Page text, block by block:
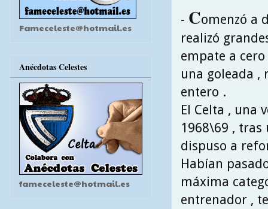
- Comenzó a
realizó
empate a
una goleada ,
entero .
El Celta , una
1968\69 , tras
dispuso a
Habían
máxima
entrenador ,
Fameceleste@hotmail.es
Anécdotas Celestes
fameceleste@hotmail.es